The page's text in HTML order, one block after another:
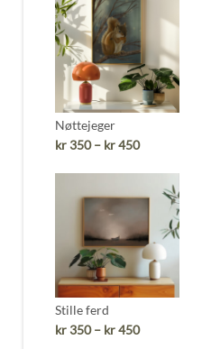
Nøttejeger
kr350 – kr450Prisområde:
til
kr 450
Stille ferd
kr350 – kr450Prisområde: